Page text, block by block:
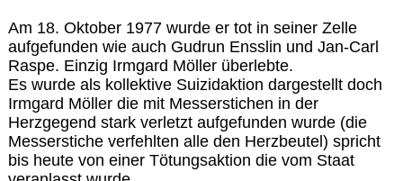
Am 18. Oktober 1977 wurde er tot in seiner Zelle
aufgefunden wie auch Gudrun Ensslin und Jan-Carl
Raspe. Einzig Irmgard Möller überlebte.
Es wurde als kollektive Suizidaktion dargestellt doch
Irmgard Möller die mit Messerstichen in der
Herzgegend stark verletzt aufgefunden wurde (die
Messerstiche verfehlten alle den Herzbeutel) spricht
bis heute von einer Tötungsaktion die vom Staat